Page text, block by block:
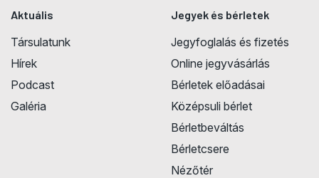
Aktuális
Társulatunk
Hírek
Podcast
Galéria
Jegyek és bérletek
Jegyfoglalás és fizetés
Online jegyvásárlás
Bérletek előadásai
Középsuli bérlet
Bérletbeváltás
Bérletcsere
Nézőtér